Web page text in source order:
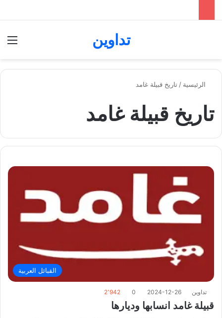
تداوين
الرئيسية / تاريخ قبيلة غامد
تاريخ قبيلة غامد
القبائل العربية
تداوين 2024-12-26
0 2٬942
قبيلة غامد انسابها وديارها